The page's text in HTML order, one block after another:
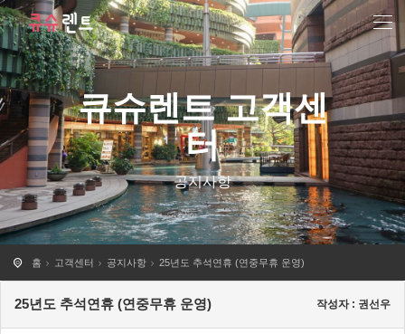
큐슈렌트 고객센
터
공지사항
홈 고객센터 공지사항 25년도 추석연휴 (연중무휴 운영)
25년도 추석연휴 (연중무휴 운영) 작성자 : 권선우